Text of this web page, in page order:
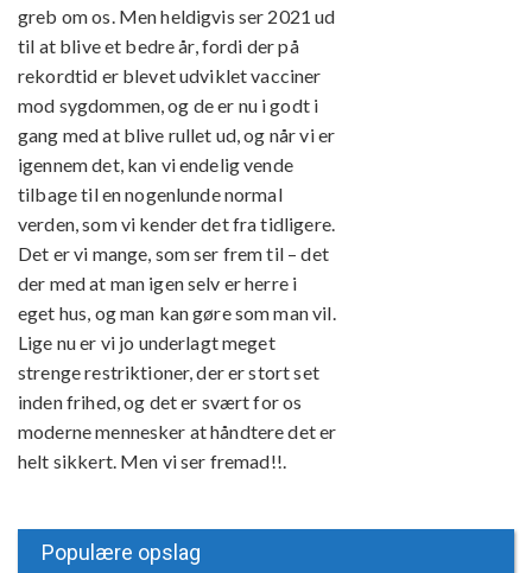
greb om os. Men heldigvis ser 2021 ud
til at blive et bedre år, fordi der på
rekordtid er blevet udviklet vacciner
mod sygdommen, og de er nu i godt i
gang med at blive rullet ud, og når vi er
igennem det, kan vi endelig vende
tilbage til en nogenlunde normal
verden, som vi kender det fra tidligere.
Det er vi mange, som ser frem til – det
der med at man igen selv er herre i
eget hus, og man kan gøre som man vil.
Lige nu er vi jo underlagt meget
strenge restriktioner, der er stort set
inden frihed, og det er svært for os
moderne mennesker at håndtere det er
helt sikkert. Men vi ser fremad!!.
Populære opslag